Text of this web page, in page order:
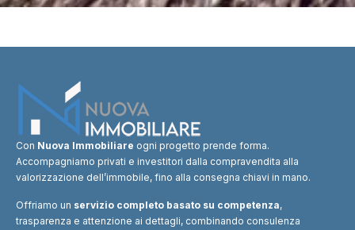
Con Nuova Immobiliare ogni progetto prende forma.
Accompagniamo privati e investitori dalla compravendita alla
valorizzazione dell’immobile, fino alla consegna chiavi in mano.
Offriamo un servizio completo basato su competenza,
trasparenza e attenzione ai dettagli, combinando consulenza